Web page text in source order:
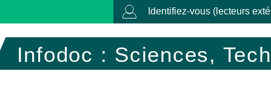
Identifiez-vous (lecteurs
Infodoc : Sciences,